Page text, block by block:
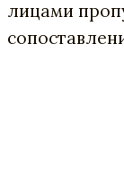
лицами